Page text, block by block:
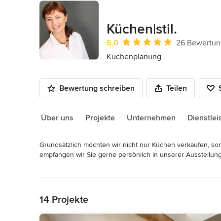
Küchen|stil.
Durchschnittliche Bewertung: 5 von 5
5,0
26
Küchenplanung
Bewertung schreiben Teilen
Über uns Projekte Unternehmen
Über uns
Grundsätzlich möchten wir nicht nur Küchen verkaufen,
empfangen wir Sie gerne persönlich in unserer
Unsere Küchenideen wurden weit über die Dorfgrenze
Hölzern und anderen Materialien lässt oft eigene Stile und
14 Projekte